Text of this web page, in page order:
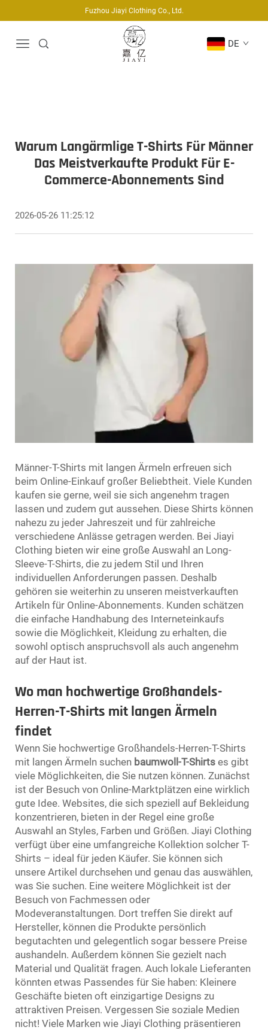
Fuzhou Jiayi Clothing Co., Ltd.
DE
Warum Langärmlige T-Shirts Für Männer
Das Meistverkaufte Produkt Für E-
Commerce-Abonnements Sind
2026-05-26 11:25:12
Männer-T-Shirts mit langen Ärmeln erfreuen sich
beim Online-Einkauf großer Beliebtheit. Viele Kunden
kaufen sie gerne, weil sie sich angenehm tragen
lassen und zudem gut aussehen. Diese Shirts können
nahezu zu jeder Jahreszeit und für zahlreiche
verschiedene Anlässe getragen werden. Bei Jiayi
Clothing bieten wir eine große Auswahl an Long-
Sleeve-T-Shirts, die zu jedem Stil und Ihren
individuellen Anforderungen passen. Deshalb
gehören sie weiterhin zu unseren meistverkauften
Artikeln für Online-Abonnements. Kunden schätzen
die einfache Handhabung des Interneteinkaufs
sowie die Möglichkeit, Kleidung zu erhalten, die
sowohl optisch anspruchsvoll als auch angenehm
auf der Haut ist.
Wo man hochwertige Großhandels-
Herren-T-Shirts mit langen Ärmeln
findet
Wenn Sie hochwertige Großhandels-Herren-T-Shirts
mit langen Ärmeln suchen baumwoll-T-Shirts es gibt
viele Möglichkeiten, die Sie nutzen können. Zunächst
ist der Besuch von Online-Marktplätzen eine wirklich
gute Idee. Websites, die sich speziell auf Bekleidung
konzentrieren, bieten in der Regel eine große
Auswahl an Styles, Farben und Größen. Jiayi Clothing
verfügt über eine umfangreiche Kollektion solcher T-
Shirts – ideal für jeden Käufer. Sie können sich
unsere Artikel durchsehen und genau das auswählen,
was Sie suchen. Eine weitere Möglichkeit ist der
Besuch von Fachmessen oder
Modeveranstaltungen. Dort treffen Sie direkt auf
Hersteller, können die Produkte persönlich
begutachten und gelegentlich sogar bessere Preise
aushandeln. Außerdem können Sie gezielt nach
Material und Qualität fragen. Auch lokale Lieferanten
könnten etwas Passendes für Sie haben: Kleinere
Geschäfte bieten oft einzigartige Designs zu
attraktiven Preisen. Vergessen Sie soziale Medien
nicht! Viele Marken wie Jiayi Clothing präsentieren